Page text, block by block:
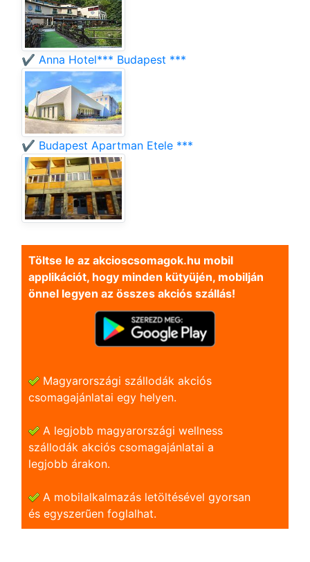
✔️ Anna Hotel*** Budapest ***
✔️ Budapest Apartman Etele ***
Töltse le az akcioscsomagok.hu mobil
applikációt, hogy minden kütyüjén, mobilján
önnel legyen az összes akciós szállás!
Magyarországi szállodák akciós
csomagajánlatai egy helyen.
A legjobb magyarországi wellness
szállodák akciós csomagajánlatai a
legjobb árakon.
A mobilalkalmazás letöltésével gyorsan
és egyszerũen foglalhat.